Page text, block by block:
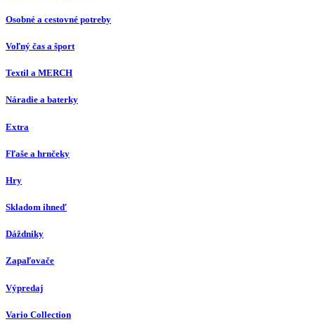
Osobné a cestovné potreby
Voľný čas a šport
Textil a MERCH
Náradie a baterky
Extra
Fľaše a hrnčeky
Hry
Skladom ihneď
Dáždniky
Zapaľovače
Výpredaj
Vario Collection